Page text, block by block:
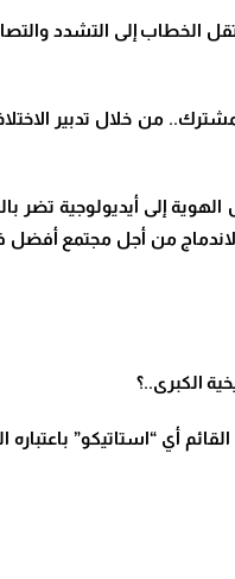
إلى التشدد
من خلال تدبير
الهوية إلى أيديولوجية
والاندماج من أجل مجتمع
الكبرى..؟
أي “استاتيكو”